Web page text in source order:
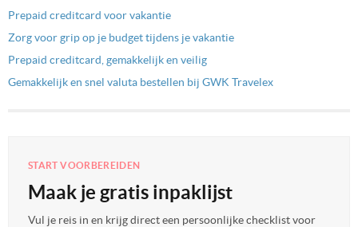
Prepaid creditcard voor vakantie
Zorg voor grip op je budget tijdens je vakantie
Prepaid creditcard, gemakkelijk en veilig
Gemakkelijk en snel valuta bestellen bij GWK Travelex
START VOORBEREIDEN
Maak je gratis inpaklijst
Vul je reis in en krijg direct een persoonlijke checklist voor